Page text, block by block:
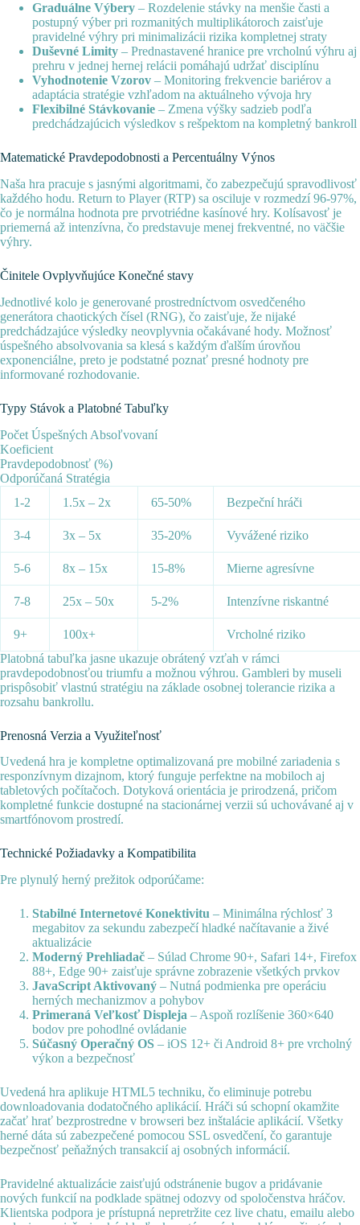
Graduálne Výbery – Rozdelenie stávky na menšie časti a
postupný výber pri rozmanitých multiplikátoroch zaisťuje
pravidelné výhry pri minimalizácii rizika kompletnej straty
Duševné Limity – Prednastavené hranice pre vrcholnú výhru aj
prehru v jednej hernej relácii pomáhajú udržať disciplínu
Vyhodnotenie Vzorov – Monitoring frekvencie bariérov a
adaptácia stratégie vzhľadom na aktuálneho vývoja hry
Flexibilné Stávkovanie – Zmena výšky sadzieb podľa
predchádzajúcich výsledkov s rešpektom na kompletný bankroll
Matematické Pravdepodobnosti a Percentuálny Výnos
Naša hra pracuje s jasnými algoritmami, čo zabezpečujú spravodlivosť
každého hodu. Return to Player (RTP) sa osciluje v rozmedzí 96-97%,
čo je normálna hodnota pre prvotriédne kasínové hry. Kolísavosť je
priemerná až intenzívna, čo predstavuje menej frekventné, no väčšie
výhry.
Činitele Ovplyvňujúce Konečné stavy
Jednotlivé kolo je generované prostredníctvom osvedčeného
generátora chaotických čísel (RNG), čo zaisťuje, že nijaké
predchádzajúce výsledky neovplyvnia očakávané hody. Možnosť
úspešného absolvovania sa klesá s každým ďalším úrovňou
exponenciálne, preto je podstatné poznať presné hodnoty pre
informované rozhodovanie.
Typy Stávok a Platobné Tabuľky
Počet Úspešných Absoľvovaní
Koeficient
Pravdepodobnosť (%)
Odporúčaná Stratégia
1-2
1.5x – 2x 65-50% Bezpeční hráči
3-4 3x – 5x 35-20% Vyvážené riziko
5-6 8x – 15x 15-8% Mierne agresívne
7-8 25x – 50x 5-2% Intenzívne riskantné
9+ 100x+
Vrcholné riziko
Platobná tabuľka jasne ukazuje obrátený vzťah v rámci
pravdepodobnosťou triumfu a možnou výhrou. Gambleri by museli
prispôsobiť vlastnú stratégiu na základe osobnej tolerancie rizika a
rozsahu bankrollu.
Prenosná Verzia a Využiteľnosť
Uvedená hra je kompletne optimalizovaná pre mobilné zariadenia s
responzívnym dizajnom, ktorý funguje perfektne na mobiloch aj
tabletových počítačoch. Dotyková orientácia je prirodzená, pričom
kompletné funkcie dostupné na stacionárnej verzii sú uchovávané aj v
smartfónovom prostredí.
Technické Požiadavky a Kompatibilita
Pre plynulý herný prežitok odporúčame:
Stabilné Internetové Konektivitu – Minimálna rýchlosť 3
megabitov za sekundu zabezpečí hladké načítavanie a živé
aktualizácie
Moderný Prehliadač – Súlad Chrome 90+, Safari 14+, Firefox
88+, Edge 90+ zaisťuje správne zobrazenie všetkých prvkov
JavaScript Aktivovaný – Nutná podmienka pre operáciu
herných mechanizmov a pohybov
Primeraná Veľkosť Displeja – Aspoň rozlíšenie 360×640
bodov pre pohodlné ovládanie
Súčasný Operačný OS – iOS 12+ či Android 8+ pre vrcholný
výkon a bezpečnosť
Uvedená hra aplikuje HTML5 techniku, čo eliminuje potrebu
downloadovania dodatočného aplikácií. Hráči sú schopní okamžite
začať hrať bezprostredne v browseri bez inštalácie aplikácií. Všetky
herné dáta sú zabezpečené pomocou SSL osvedčení, čo garantuje
bezpečnosť peňažných transakcií aj osobných informácií.
Pravidelné aktualizácie zaisťujú odstránenie bugov a pridávanie
nových funkcií na podklade spätnej odozvy od spoločenstva hráčov.
Klientska podpora je prístupná nepretržite cez live chatu, emailu alebo